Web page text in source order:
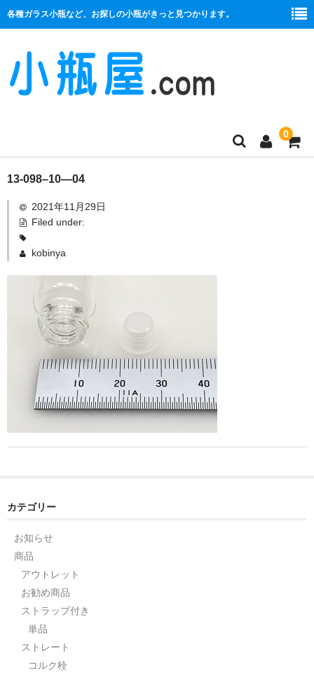
各種ガラス小瓶など、お探しの小瓶がきっと見つかります。
0
商品一覧
絞り口
ストレート
セット
ストラップ付き
ふた付き
セット
デザイン小瓶
単品
セット
13-098–10—04
2021年11月29日
Filed under:
kobinya
カテゴリー
お知らせ
商品
アウトレット
お勧め商品
ストラップ付き
単品
ストレート
コルク栓